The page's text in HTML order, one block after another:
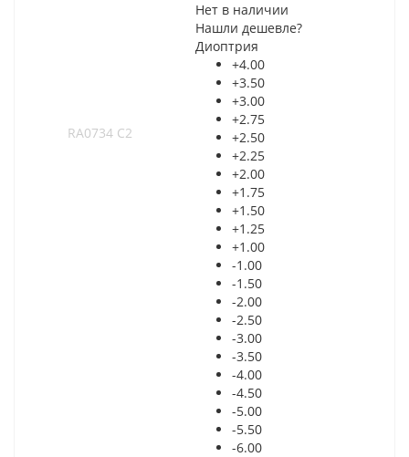
Нет в наличии
Нашли дешевле?
Диоптрия
+4.00
+3.50
+3.00
+2.75
+2.50
+2.25
+2.00
+1.75
+1.50
+1.25
+1.00
-1.00
-1.50
-2.00
-2.50
-3.00
-3.50
-4.00
-4.50
-5.00
-5.50
-6.00